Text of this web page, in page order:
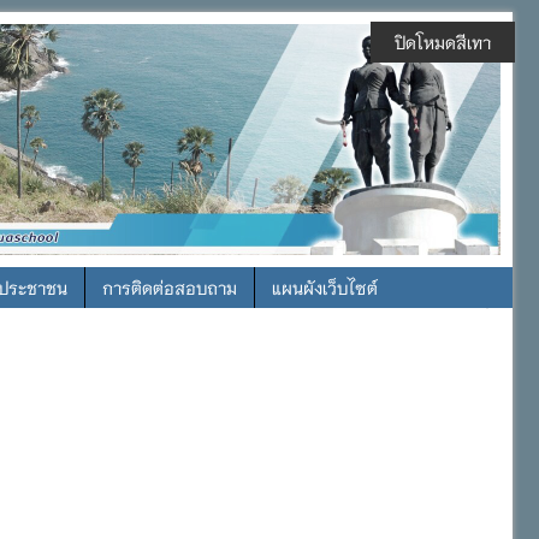
ระชาชน การติดต่อสอบถาม แผนผังเว็บไซต์
ปิดโหมดสีเทา